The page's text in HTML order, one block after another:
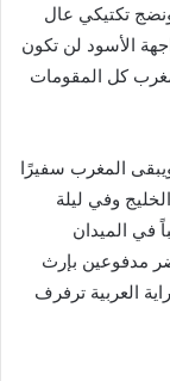
تكتيكي عال
الأسود لن تكون
كل المقومات
المغرب سفيرًا
وفي ليلة
في الميدان
مدفوعين بإرث
العربية ترفرف